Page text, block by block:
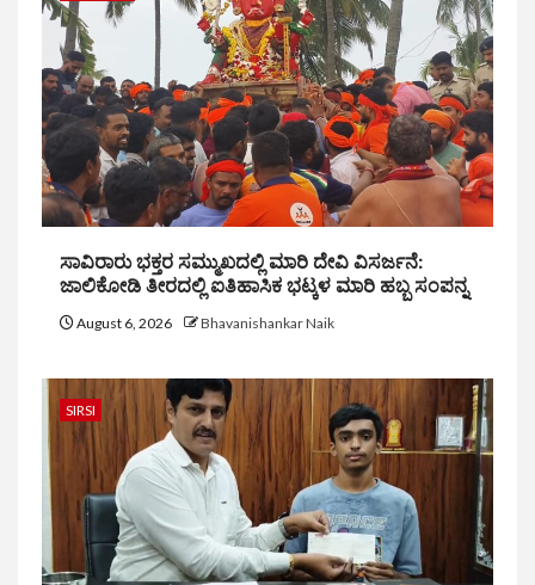
ಸಾವಿರಾರು ಭಕ್ತರ ಸಮ್ಮುಖದಲ್ಲಿ ಮಾರಿ ದೇವಿ ವಿಸರ್ಜನೆ:
ಜಾಲಿಕೋಡಿ ತೀರದಲ್ಲಿ ಐತಿಹಾಸಿಕ ಭಟ್ಕಳ ಮಾರಿ ಹಬ್ಬ ಸಂಪನ್ನ
August 6, 2026 Bhavanishankar Naik
SIRSI